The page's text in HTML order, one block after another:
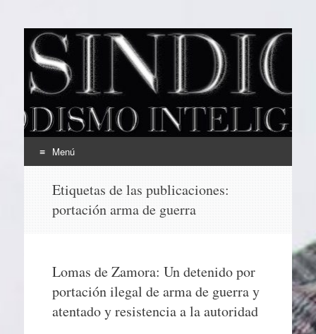
EL SINDICAL
Periodismo Inteligente
Menú
contenido
Etiquetas de las publicaciones:
portación arma de guerra
Lomas de Zamora: Un detenido por
portación ilegal de arma de guerra y
atentado y resistencia a la autoridad